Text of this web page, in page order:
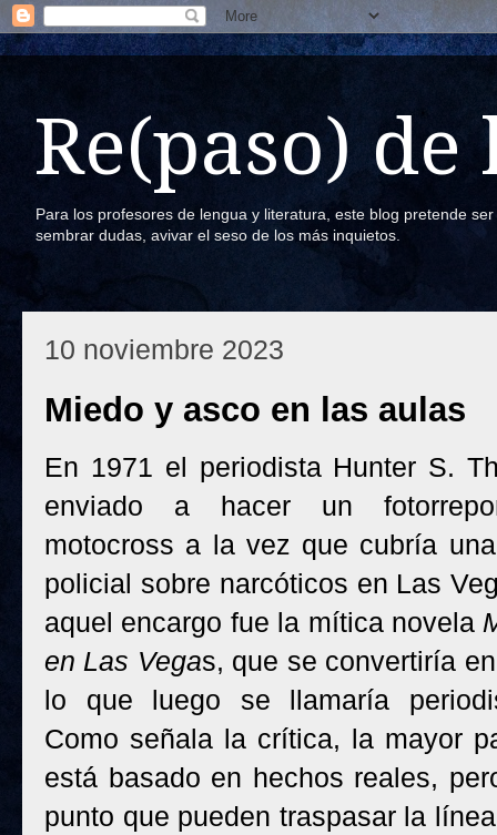
Re(paso) de
Para los profesores de lengua y literatura, este blog pretende
sembrar dudas, avivar el seso de los más inquietos.
10 noviembre 2023
Miedo y asco en las aulas
En 1971 el periodista Hunter S.
enviado a hacer un
motocross a la vez que cubría
policial sobre narcóticos en Las
aquel encargo fue la mítica novela
en Las Vegas, que se convertiría
lo que luego se llamaría
Como señala la crítica, la mayor
está basado en hechos reales,
punto que pueden traspasar la